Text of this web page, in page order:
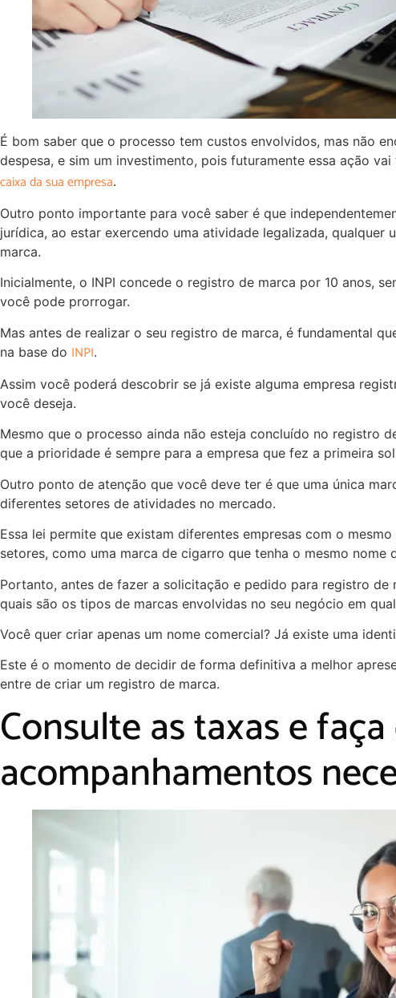
É bom saber que o processo tem custos envolvidos, mas não
despesa, e sim um investimento, pois futuramente essa ação
caixa da sua empresa.
Outro ponto importante para você saber é que
jurídica, ao estar exercendo uma atividade legalizada, qualquer
marca.
Inicialmente, o INPI concede o registro de marca por 10 anos,
você pode prorrogar.
Mas antes de realizar o seu registro de marca, é fundamental
na base do INPI.
Assim você poderá descobrir se já existe alguma empresa
você deseja.
Mesmo que o processo ainda não esteja concluído no registro
que a prioridade é sempre para a empresa que fez a primeira
Outro ponto de atenção que você deve ter é que uma única
diferentes setores de atividades no mercado.
Essa lei permite que existam diferentes empresas com o
setores, como uma marca de cigarro que tenha o mesmo nome
Portanto, antes de fazer a solicitação e pedido para registro de
quais são os tipos de marcas envolvidas no seu negócio em
Você quer criar apenas um nome comercial? Já existe uma
Este é o momento de decidir de forma definitiva a melhor
entre de criar um registro de marca.
Consulte as taxas e
acompanhamentos